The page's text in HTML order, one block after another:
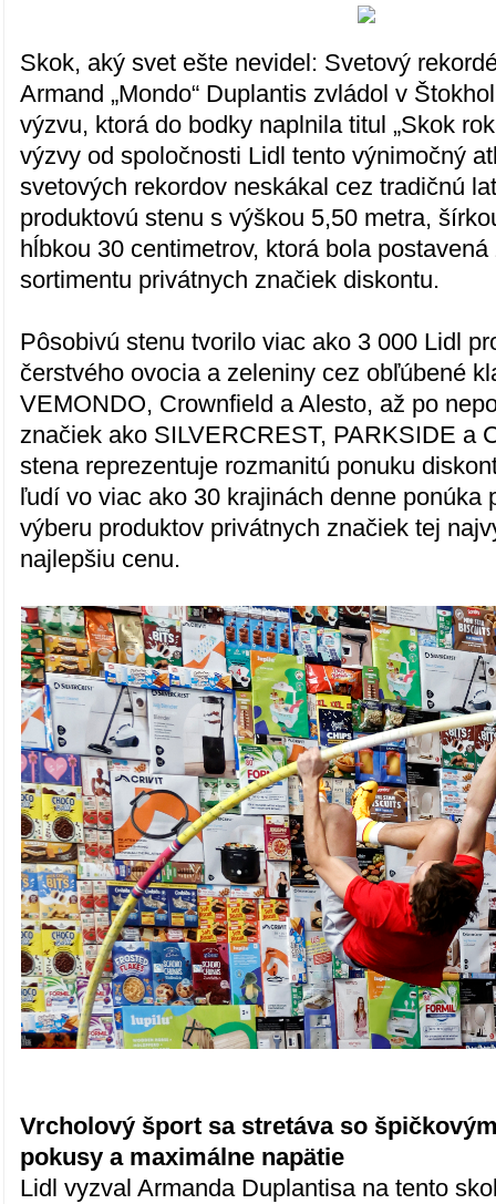
Skok, aký svet ešte nevidel: Svetový
Armand „Mondo“ Duplantis zvládol v
výzvu, ktorá do bodky naplnila titul „Skok
výzvy od spoločnosti Lidl tento výnimočný
svetových rekordov neskákal cez tradičnú
produktovú stenu s výškou 5,50 metra,
hĺbkou 30 centimetrov, ktorá bola
sortimentu privátnych značiek diskontu.
Pôsobivú stenu tvorilo viac ako 3 000 Lidl
čerstvého ovocia a zeleniny cez obľúbené
VEMONDO, Crownfield a Alesto, až po
značiek ako SILVERCREST, PARKSIDE a
stena reprezentuje rozmanitú ponuku
ľudí vo viac ako 30 krajinách denne ponúka
výberu produktov privátnych značiek tej
najlepšiu cenu.
Vrcholový šport sa stretáva so
pokusy a maximálne napätie
Lidl vyzval Armanda Duplantisa na tento